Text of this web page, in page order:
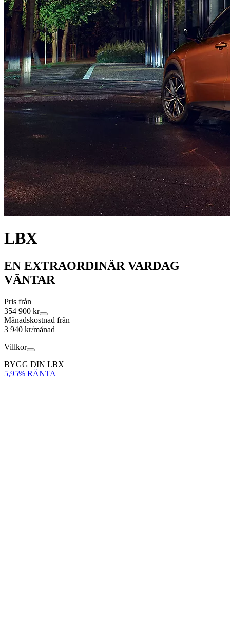
LBX
EN EXTRAORDINÄR VARDAG
VÄNTAR
Pris från
354 900 kr
Månadskostnad från
3 940 kr/månad
Villkor
BYGG DIN LBX
5,95% RÄNTA